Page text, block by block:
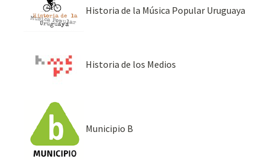
Historia de la Música Popular Uruguaya
Historia de los Medios
Municipio B